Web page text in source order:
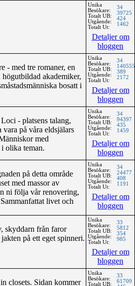
Unika
Besökare:
Totalt UB:
Utgående:
Totalt Ut:
34
39725
424
1462
Detaljer om
bloggen
- med tre romaner, en
akademiker,
bosatt i
Unika
Besökare:
Totalt UB:
Utgående:
Totalt Ut:
34
140555
389
2172
Detaljer om
bloggen
- platsens talang,
på våra eldsjälars
med
olika teman.
Unika
Besökare:
Totalt UB:
Utgående:
Totalt Ut:
34
94397
435
1459
Detaljer om
bloggen
på detta område
med massor av
ni följa vår renovering,
livet och
Unika
Besökare:
Totalt UB:
Utgående:
Totalt Ut:
34
24477
408
1191
Detaljer om
bloggen
skyddarn från faror
på ett eget spinneri.
Unika
Besökare:
Totalt UB:
Utgående:
Totalt Ut:
33
5812
354
985
Detaljer om
bloggen
closets. Sidan kommer
Unika
Besökare:
Totalt UB:
33
61709